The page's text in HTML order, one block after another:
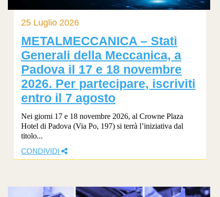
25 Luglio 2026
METALMECCANICA – Stati
Generali della Meccanica, a
Padova il 17 e 18 novembre
2026. Per partecipare, iscriviti
entro il 7 agosto
Nei giorni 17 e 18 novembre 2026, al Crowne Plaza
Hotel di Padova (Via Po, 197) si terrà l’iniziativa dal
titolo...
CONDIVIDI